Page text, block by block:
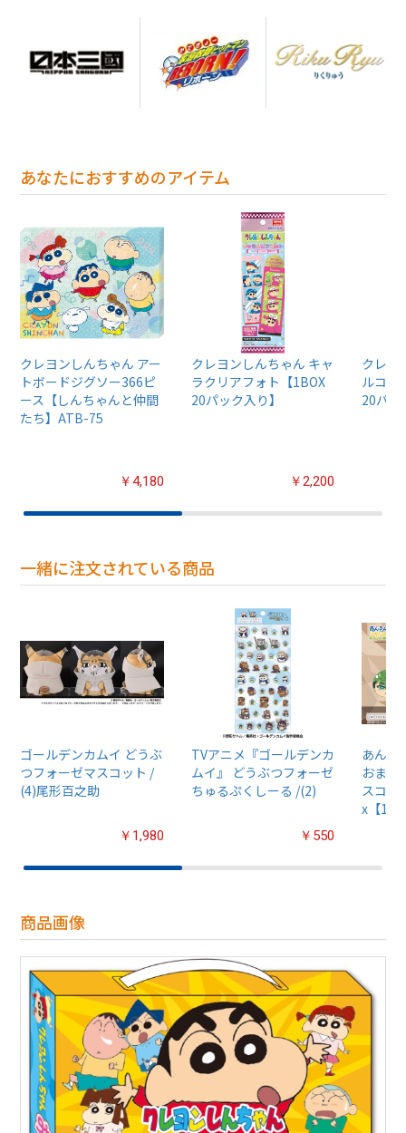
あなたにおすすめのアイテム
クレヨンしんちゃん アー
トボードジグソー366ピ
ース【しんちゃんと仲間
たち】ATB-75
￥4,180
クレヨンしんちゃん キャ
ラクリアフォト【1BOX
20パック入り】
￥2,200
クレヨ
ルコレ
20パッ
一緒に注文されている商品
ゴールデンカムイ どうぶ
つフォーゼマスコット /
(4)尾形百之助
￥1,980
TVアニメ『ゴールデンカ
ムイ』 どうぶつフォーゼ
ちゅるぷくしーる /(2)
￥550
あんさ
おまん
スコッ
x【
商品画像